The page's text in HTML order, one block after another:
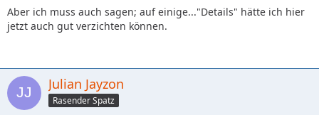
Aber ich muss auch sagen; auf einige..."Details" hätte ich hier
jetzt auch gut verzichten können.
Julian Jayzon
Rasender Spatz